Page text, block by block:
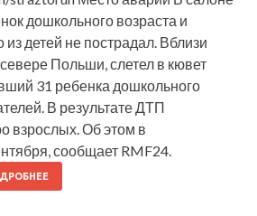
дошкольного возраста и
из детей не пострадал. Вблизи
Польши, слетел в кювет
31 ребенка дошкольного
В результате ДТП
взрослых. Об этом в
сообщает RMF24.